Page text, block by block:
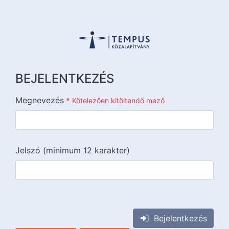
BEJELENTKEZÉS
Megnevezés * Kötelezően kitöltendő mező
Jelszó (minimum 12 karakter)
Bejelentkezés